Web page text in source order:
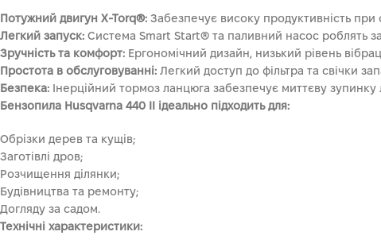
Потужний двигун X-Torq®: Забезпечує високу продуктивність при
Легкий запуск: Система Smart Start® та паливний насос роблять
Зручність та комфорт: Ергономічний дизайн, низький рівень
Простота в обслуговуванні: Легкий доступ до фільтра та свічки
Безпека: Інерційний тормоз ланцюга забезпечує миттєву
Бензопила Husqvarna 440 II ідеально підходить для:
Обрізки дерев та кущів;
Заготівлі дров;
Розчищення ділянки;
Будівництва та ремонту;
Догляду за садом.
Технічні характеристики: